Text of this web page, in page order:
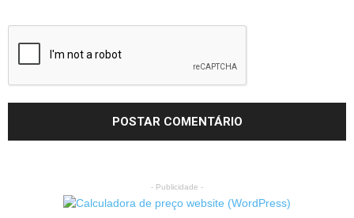
- Publicidade -